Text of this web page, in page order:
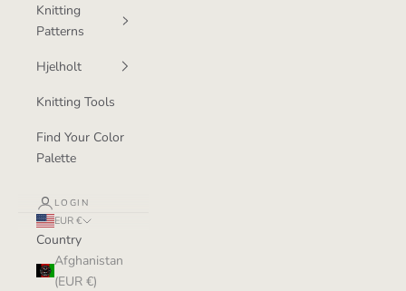
Knitting
Patterns
Hjelholt
Knitting Tools
Find Your Color
Palette
LOGIN
EUR €
Country
Afghanistan
(EUR €)